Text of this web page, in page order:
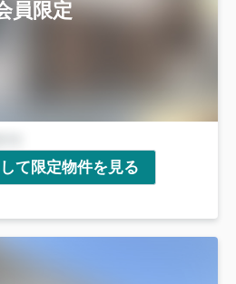
員限定
て限定物件を見る